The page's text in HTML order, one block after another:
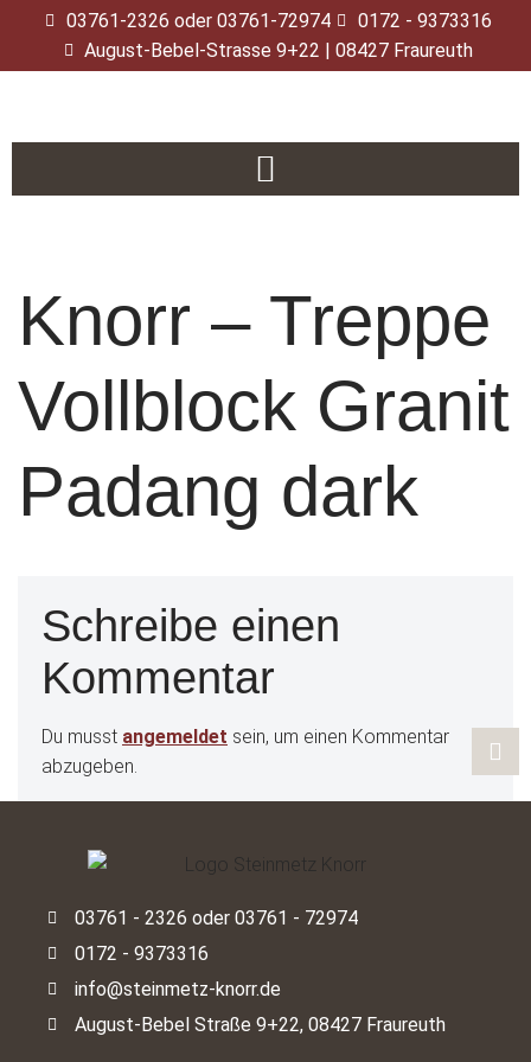
03761-2326 oder 03761-72974
0172 - 9373316
August-Bebel-Strasse 9+22 | 08427 Fraureuth
Knorr – Treppe
Vollblock Granit
Padang dark
Schreibe einen
Kommentar
Du musst angemeldet sein, um einen Kommentar
abzugeben.
03761 - 2326 oder 03761 - 72974
0172 - 9373316
info@steinmetz-knorr.de
August-Bebel Straße 9+22, 08427 Fraureuth